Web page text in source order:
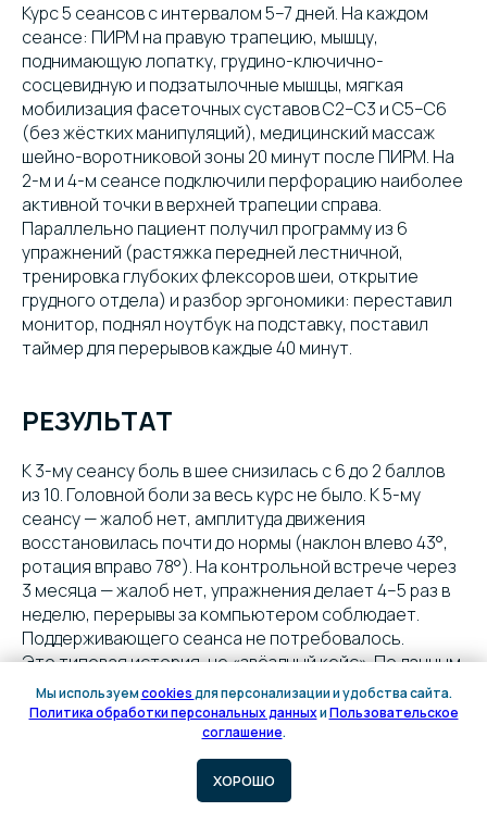
Курс 5 сеансов с интервалом 5–7 дней. На каждом
сеансе: ПИРМ на правую трапецию, мышцу,
поднимающую лопатку, грудино-ключично-
сосцевидную и подзатылочные мышцы, мягкая
мобилизация фасеточных суставов C2–C3 и C5–C6
(без жёстких манипуляций), медицинский массаж
шейно-воротниковой зоны 20 минут после ПИРМ. На
2-м и 4-м сеансе подключили перфорацию наиболее
активной точки в верхней трапеции справа.
Параллельно пациент получил программу из 6
упражнений (растяжка передней лестничной,
тренировка глубоких флексоров шеи, открытие
грудного отдела) и разбор эргономики: переставил
монитор, поднял ноутбук на подставку, поставил
таймер для перерывов каждые 40 минут.
РЕЗУЛЬТАТ
К 3-му сеансу боль в шее снизилась с 6 до 2 баллов
из 10. Головной боли за весь курс не было. К 5-му
сеансу — жалоб нет, амплитуда движения
восстановилась почти до нормы (наклон влево 43°,
ротация вправо 78°). На контрольной встрече через
3 месяца — жалоб нет, упражнения делает 4–5 раз в
неделю, перерывы за компьютером соблюдает.
Поддерживающего сеанса не потребовалось.
Это типовая история, не «звёздный кейс». По данным
мета-обзоров (Gross 2015), комбинация мануальной
терапии, массажа и упражнений у большинства
пациентов с неосложнённой механической болью в
шее даёт значимое снижение боли за 4–6 сеансов.
Если эффекта нет к 3–4 сеансу — врач
пересматривает диагноз и ищет другие причины:
Мы используемcookiesдля персонализации и удобства сайта.
Политика обработки персональных данныхиПользовательское
соглашение.
ХОРОШО
Онлайн